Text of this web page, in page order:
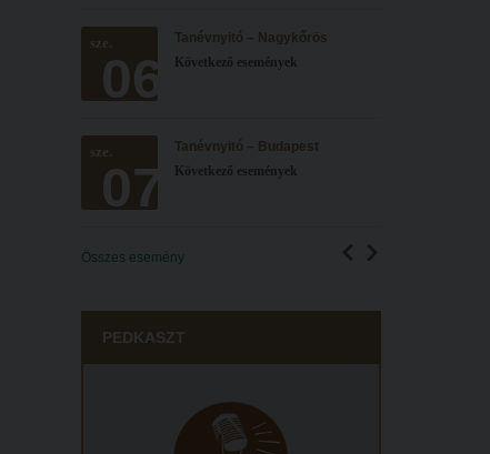
sze.
06
Tanévnyitó – Nagykőrös
Következő események
sze.
07
Tanévnyitó – Budapest
Következő események
Összes esemény
PEDKASZT